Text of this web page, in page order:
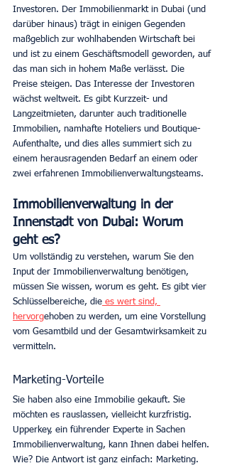
Investoren. Der Immobilienmarkt in Dubai (und
darüber hinaus) trägt in einigen Gegenden
maßgeblich zur wohlhabenden Wirtschaft bei
und ist zu einem Geschäftsmodell geworden, auf
das man sich in hohem Maße verlässt. Die
Preise steigen. Das Interesse der Investoren
wächst weltweit. Es gibt Kurzzeit- und
Langzeitmieten, darunter auch traditionelle
Immobilien, namhafte Hoteliers und Boutique-
Aufenthalte, und dies alles summiert sich zu
einem herausragenden Bedarf an einem oder
zwei erfahrenen Immobilienverwaltungsteams.
Immobilienverwaltung in der
Innenstadt von Dubai: Worum
geht es?
Um vollständig zu verstehen, warum Sie den
Input der Immobilienverwaltung benötigen,
müssen Sie wissen, worum es geht. Es gibt vier
Schlüsselbereiche, die es wert sind,
hervorgehoben zu werden, um eine Vorstellung
vom Gesamtbild und der Gesamtwirksamkeit zu
vermitteln.
Marketing-Vorteile
Sie haben also eine Immobilie gekauft. Sie
möchten es rauslassen, vielleicht kurzfristig.
Upperkey, ein führender Experte in Sachen
Immobilienverwaltung, kann Ihnen dabei helfen.
Wie? Die Antwort ist ganz einfach: Marketing.